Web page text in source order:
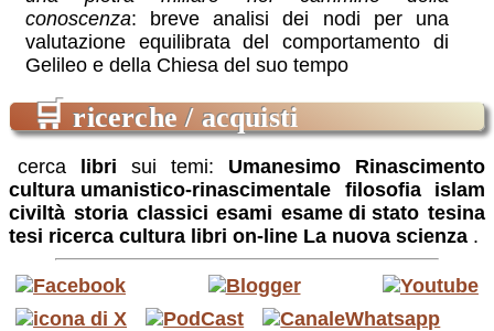
conoscenza: breve analisi dei nodi per una
valutazione equilibrata del comportamento di
Gelileo e della Chiesa del suo tempo
🛒 ricerche / acquisti
cerca libri sui temi: Umanesimo
Rinascimento
cultura umanistico-rinascimentale
filosofia
islam
civiltà storia classici esami esame di stato tesina
tesi ricerca cultura libri on-line La nuova scienza .